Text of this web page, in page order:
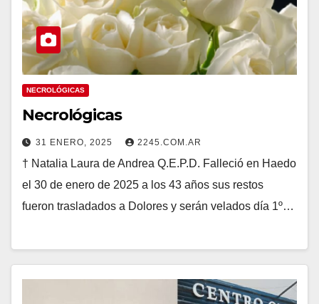
NECROLÓGICAS
Necrológicas
31 ENERO, 2025 2245.COM.AR
† Natalia Laura de Andrea Q.E.P.D. Falleció en Haedo
el 30 de enero de 2025 a los 43 años sus restos
fueron trasladados a Dolores y serán velados día 1º…